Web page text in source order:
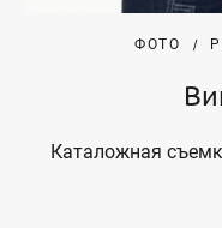
ФОТО
Каталожная